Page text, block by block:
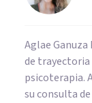
Aglae
de
psicoterapia.
su consulta